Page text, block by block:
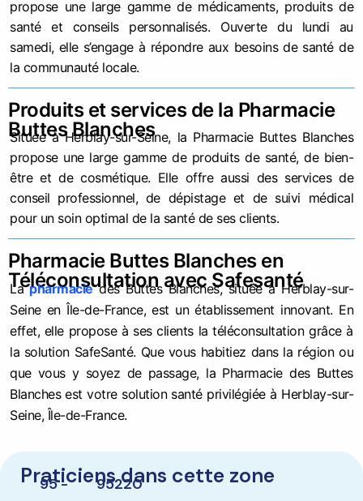
propose une large gamme de médicaments, produits de
santé et conseils personnalisés. Ouverte du lundi au
samedi, elle s’engage à répondre aux besoins de santé de
la communauté locale.
Produits et services de la Pharmacie
Buttes Blanches
Située à Herblay-sur-Seine, la Pharmacie Buttes Blanches
propose une large gamme de produits de santé, de bien-
être et de cosmétique. Elle offre aussi des services de
conseil professionnel, de dépistage et de suivi médical
pour un soin optimal de la santé de ses clients.
Pharmacie Buttes Blanches en
Téléconsultation avec Safesanté
Lapharmaciedes Buttes Blanches, située à Herblay-sur-
Seine en Île-de-France, est un établissement innovant. En
effet, elle propose à ses clients la téléconsultation grâce à
la solution SafeSanté. Que vous habitiez dans la région ou
que vous y soyez de passage, la Pharmacie des Buttes
Blanches est votre solution santé privilégiée à Herblay-sur-
Seine, Île-de-France.
Praticiens dans cette zone
95 - 95220